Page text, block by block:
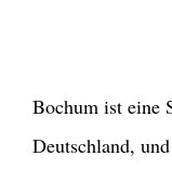
Bochum ist eine
Deutschland,